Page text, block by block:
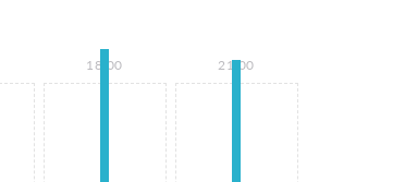
18:00 21:00